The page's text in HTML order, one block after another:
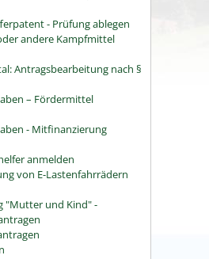
- Prüfung ablegen
andere Kampfmittel
Antragsbearbeitung nach §
– Fördermittel
- Mitfinanzierung
anmelden
von E-Lastenfahrrädern
"Mutter und Kind" -